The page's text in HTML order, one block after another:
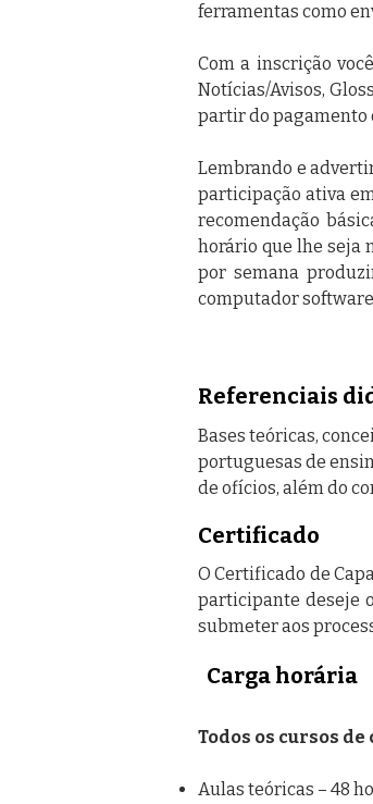
ferramentas como
Com a inscrição
Notícias/Avisos,
partir do pagamento
Lembrando e
participação ativa
recomendação
horário que lhe seja
por semana
computador
Referenciais
Bases teóricas,
portuguesas de
de ofícios, além do
Certificado
O Certificado de
participante deseje
submeter aos
Carga horária
Todos os cursos
Aulas teóricas – 48